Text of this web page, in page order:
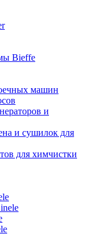
Bieffe
машин
и
и сушилок для
для химчистки